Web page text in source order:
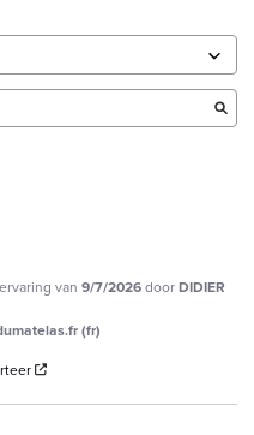
van 9/7/2026doorDIDIER
(fr)